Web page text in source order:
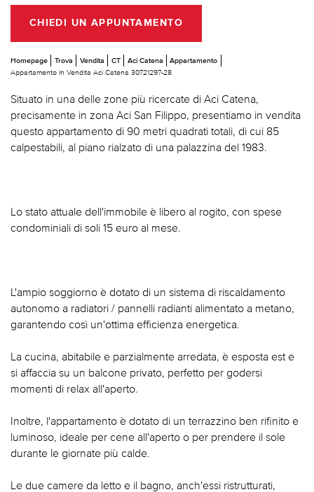
CHIEDI UN APPUNTAMENTO
Homepage Trova Vendita CT Aci Catena
Appartamento
Appartamento In Vendita Aci Catena 30721297-28
Situato in una delle zone più ricercate di Aci Catena,
precisamente in zona Aci San Filippo, presentiamo in vendita
questo appartamento di 90 metri quadrati totali, di cui 85
calpestabili, al piano rialzato di una palazzina del 1983.
Lo stato attuale dell'immobile è libero al rogito, con spese
condominiali di soli 15 euro al mese.
L'ampio soggiorno è dotato di un sistema di riscaldamento
autonomo a radiatori / pannelli radianti alimentato a metano,
garantendo così un'ottima efficienza energetica.
La cucina, abitabile e parzialmente arredata, è esposta est e
si affaccia su un balcone privato, perfetto per godersi
momenti di relax all'aperto.
Inoltre, l'appartamento è dotato di un terrazzino ben rifinito e
luminoso, ideale per cene all'aperto o per prendere il sole
durante le giornate più calde.
Le due camere da letto e il bagno, anch'essi ristrutturati,